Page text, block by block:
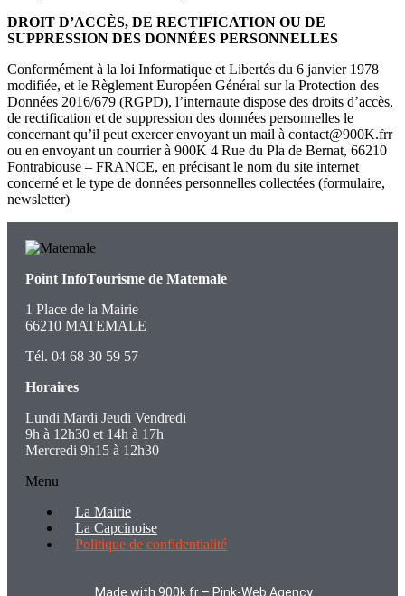
DROIT D’ACCÈS, DE RECTIFICATION OU DE
SUPPRESSION DES DONNÉES PERSONNELLES
Conformément à la loi Informatique et Libertés du 6 janvier 1978
modifiée, et le Règlement Européen Général sur la Protection des
Données 2016/679 (RGPD), l’internaute dispose des droits d’accès,
de rectification et de suppression des données personnelles le
concernant qu’il peut exercer envoyant un mail à contact@900K.frr
ou en envoyant un courrier à 900K 4 Rue du Pla de Bernat, 66210
Fontrabiouse – FRANCE, en précisant le nom du site internet
concerné et le type de données personnelles collectées (formulaire,
newsletter)
Point InfoTourisme de Matemale
1 Place de la Mairie
66210 MATEMALE
Tél. 04 68 30 59 57
Horaires
Lundi Mardi Jeudi Vendredi
9h à 12h30 et 14h à 17h
Mercredi 9h15 à 12h30
Menu
La Mairie
La Capcinoise
Politique de confidentialité
Made with 900k.fr – Pink-Web Agency